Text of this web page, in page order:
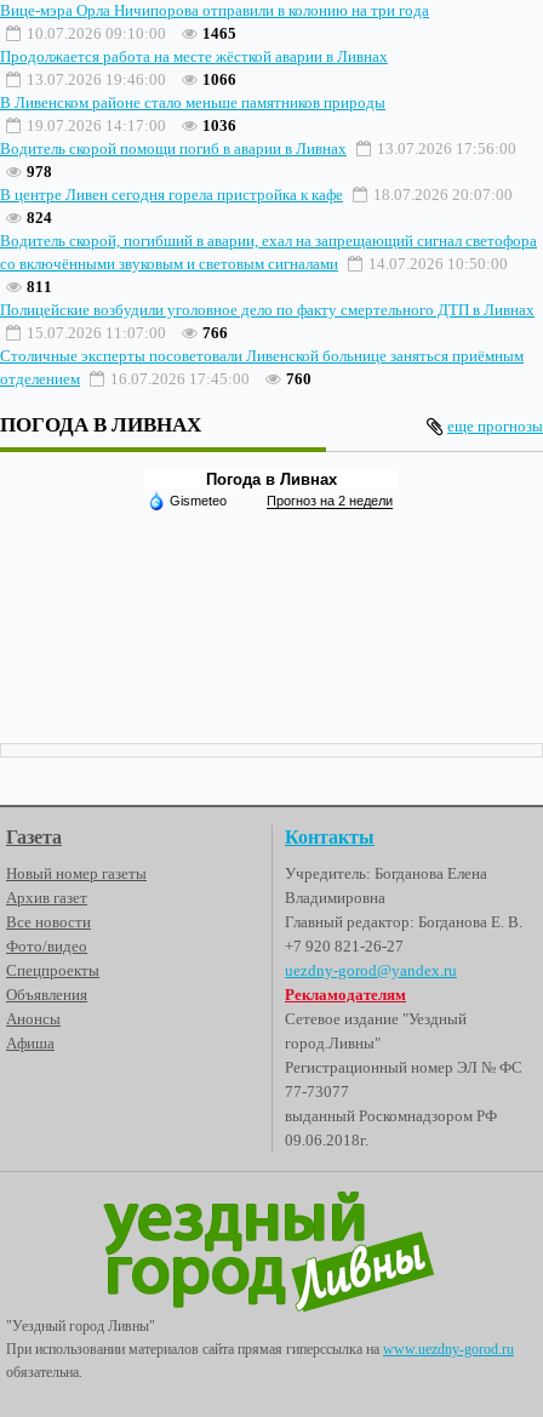
Вице-мэра Орла Ничипорова отправили в колонию на три года
10.07.2026 09:10:00
1465
Продолжается работа на месте жёсткой аварии в Ливнах
13.07.2026 19:46:00
1066
В Ливенском районе стало меньше памятников природы
19.07.2026 14:17:00
1036
Водитель скорой помощи погиб в аварии в Ливнах
13.07.2026 17:56:00
978
В центре Ливен сегодня горела пристройка к кафе
18.07.2026 20:07:00
824
Водитель скорой, погибший в аварии, ехал на запрещающий сигнал светофора
со включёнными звуковым и световым сигналами
14.07.2026 10:50:00
811
Полицейские возбудили уголовное дело по факту смертельного ДТП в Ливнах
15.07.2026 11:07:00
766
Столичные эксперты посоветовали Ливенской больнице заняться приёмным
отделением
16.07.2026 17:45:00 760
ПОГОДА В ЛИВНАХ еще прогнозы
Погода в Ливнах
Gismeteo Прогноз на 2 недели
Газета
Новый номер газеты
Архив газет
Все новости
Фото/видео
Спецпроекты
Объявления
Анонсы
Афиша
Контакты
Учредитель: Богданова Елена
Владимировна
Главный редактор: Богданова Е. В.
+7 920 821-26-27
uezdny-gorod@yandex.ru
Рекламодателям
Сетевое издание "Уездный
город.Ливны"
Регистрационный номер ЭЛ № ФС
77-73077
выданный Роскомнадзором РФ
09.06.2018г.
"Уездный город Ливны"
При использовании материалов сайта прямая гиперссылка на www.uezdny-gorod.ru
обязательна.